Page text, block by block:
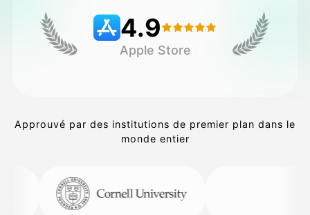
4.9
Apple Store
Approuvé par des institutions de premier plan dans le
monde entier